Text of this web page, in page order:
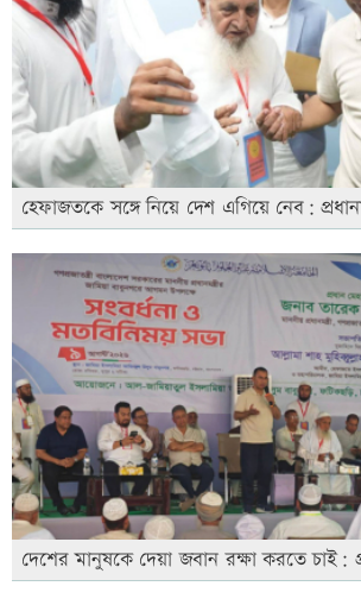
হেফাজতকে সঙ্গে নিয়ে দেশ এগিয়ে নেব:
দেশের মানুষকে দেয়া জবান রক্ষা করতে চাই: